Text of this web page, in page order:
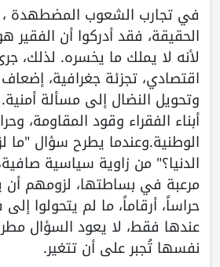
في تجارب الشعوب المضطهدة
الحقيقة، فقد أدركوا أن الفقير
لأنه لا يملك ما يخسره. لذلك،
اقتصادي، تجزئة جغرافية، إضعاف
وتحويل النضال إلى مسألة
أبناء الفقراء وقود المقاومة،
الوطنية.وعندما يطرح سؤال "ما
الدنيا؟" من زاوية سياسية
مرعبة في بساطتها، لزومهم أن
حراساً، أرقاماً، ما لم يتحولوا
عندها فقط، لا يعود السؤال
نفسها تُجبر على أن تتغير.